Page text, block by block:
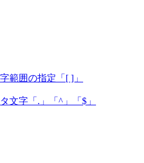
範囲の指定「[ ]」
文字「.」「^」「$」